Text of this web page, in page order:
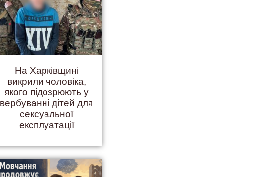
На Харківщині
викрили чоловіка,
якого підозрюють у
вербуванні дітей для
сексуальної
експлуатації